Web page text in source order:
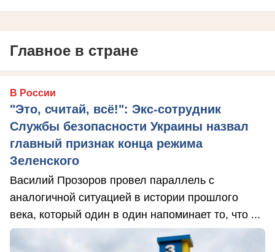
Главное в стране
В России
"Это, считай, всё!": Экс-сотрудник
Службы безопасности Украины назвал
главный признак конца режима
Зеленского
Василий Прозоров провел параллель с
аналогичной ситуацией в истории прошлого
века, который один в один напоминает то, что ...